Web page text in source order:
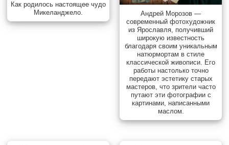
Как родилось настоящее чудо
Микеланджело.
Андрей Морозов —
современный фотохудожник
из Ярославля, получивший
широкую известность
благодаря своим уникальным
натюрмортам в стиле
классической живописи. Его
работы настолько точно
передают эстетику старых
мастеров, что зрители часто
путают эти фотографии с
картинами, написанными
маслом.